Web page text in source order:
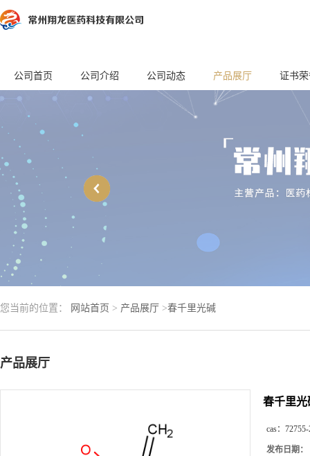
公司首页 公司介绍 公司动态 产品展厅 证书
您当前的位置： 网站首页 > 产品展厅 >春千里光碱
产品展厅
春千里光
cas：
发布日期：